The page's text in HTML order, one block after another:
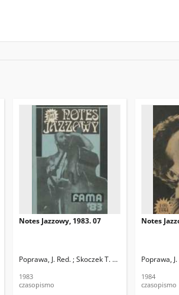
Notes Jazzowy, 1983. 07
Poprawa, J. Red. ; Skoczek T. Red.
1983
czasopismo
Notes
Poprawa, J.
1984
czasopismo